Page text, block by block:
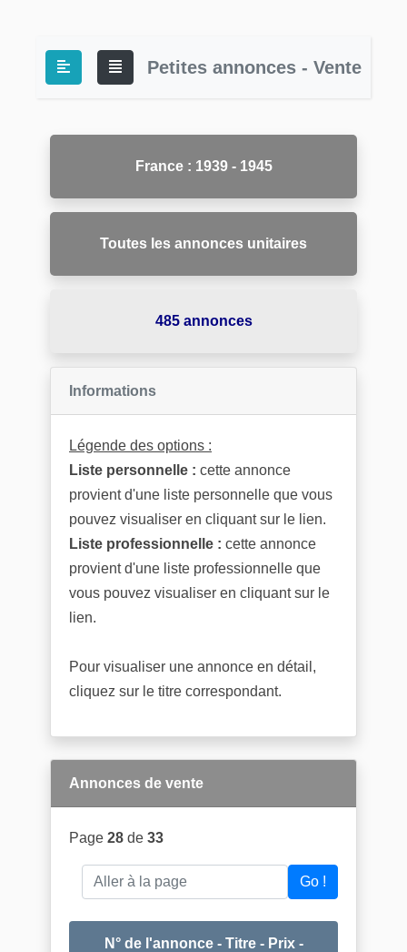
Petites annonces - Vente
France : 1939 - 1945
Toutes les annonces unitaires
485 annonces
Informations
Légende des options :
Liste personnelle : cette annonce
provient d'une liste personnelle que vous
pouvez visualiser en cliquant sur le lien.
Liste professionnelle : cette annonce
provient d'une liste professionnelle que
vous pouvez visualiser en cliquant sur le
lien.
Pour visualiser une annonce en détail,
cliquez sur le titre correspondant.
Annonces de vente
Page 28 de 33
Aller à la page Go !
N° de l'annonce - Titre - Prix -